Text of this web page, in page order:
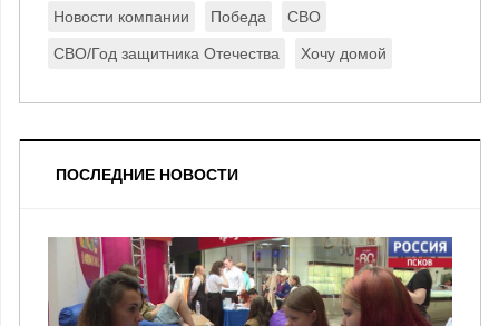
Новости компании Победа СВО
СВО/Год защитника Отечества Хочу домой
ПОСЛЕДНИЕ НОВОСТИ